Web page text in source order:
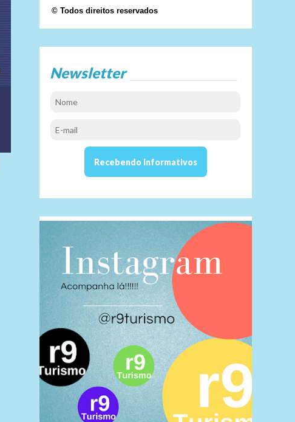
© Todos direitos reservados
Newsletter